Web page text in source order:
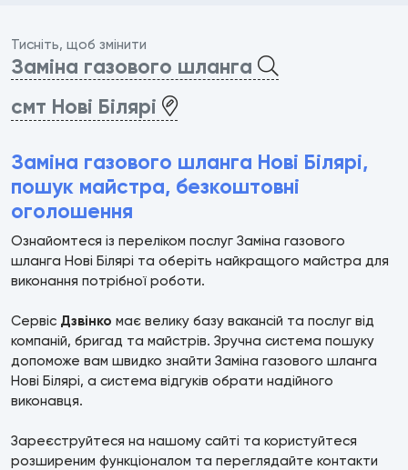
Тисніть, щоб змінити
Заміна газового шланга
смт Нові Білярі
Заміна газового шланга Нові Білярі,
пошук майстра, безкоштовні
оголошення
Ознайомтеся із переліком послуг Заміна газового
шланга Нові Білярі та оберіть найкращого майстра для
виконання потрібної роботи.
Сервіс Дзвінко має велику базу вакансій та послуг від
компаній, бригад та майстрів. Зручна система пошуку
допоможе вам швидко знайти Заміна газового шланга
Нові Білярі, а система відгуків обрати надійного
виконавця.
Зареєструйтеся на нашому сайті та користуйтеся
розширеним функціоналом та переглядайте контакти